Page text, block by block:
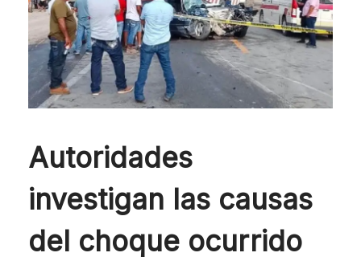
Autoridades
investigan las causas
del choque ocurrido